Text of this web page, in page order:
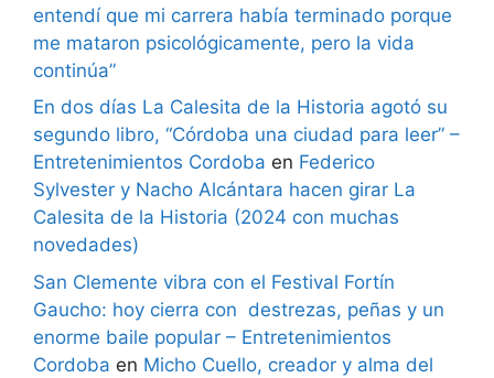
entendí que mi carrera había terminado porque
me mataron psicológicamente, pero la vida
continúa”
En dos días La Calesita de la Historia agotó su
segundo libro, “Córdoba una ciudad para leer” –
Entretenimientos Cordoba en Federico
Sylvester y Nacho Alcántara hacen girar La
Calesita de la Historia (2024 con muchas
novedades)
San Clemente vibra con el Festival Fortín
Gaucho: hoy cierra con destrezas, peñas y un
enorme baile popular – Entretenimientos
Cordoba en Micho Cuello, creador y alma del